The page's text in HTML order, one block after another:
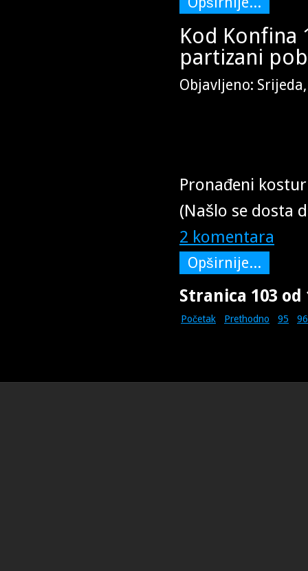
Kod Konfina
partizani
Objavljeno:
Pronađeni
(Našlo se dosta
2 komentara
Opširnije...
Stranica 103 od
Početak Prethodno 95 96